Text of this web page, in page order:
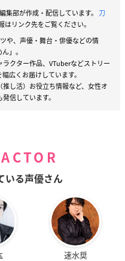
集部が作成・配信しています。 刀
はリンク先をご覧ください。
や、声優・舞台・俳優などの情
」。
クター作品、VTuberなどストリー
広くお届けしています。
し活）お役立ち情報など、女性オ
信しています。
いる声優さん
速水奨